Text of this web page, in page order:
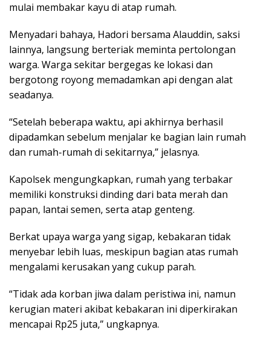
mulai membakar kayu di atap rumah.
Menyadari bahaya, Hadori bersama Alauddin, saksi
lainnya, langsung berteriak meminta pertolongan
warga. Warga sekitar bergegas ke lokasi dan
bergotong royong memadamkan api dengan alat
seadanya.
“Setelah beberapa waktu, api akhirnya berhasil
dipadamkan sebelum menjalar ke bagian lain rumah
dan rumah-rumah di sekitarnya,” jelasnya.
Kapolsek mengungkapkan, rumah yang terbakar
memiliki konstruksi dinding dari bata merah dan
papan, lantai semen, serta atap genteng.
Berkat upaya warga yang sigap, kebakaran tidak
menyebar lebih luas, meskipun bagian atas rumah
mengalami kerusakan yang cukup parah.
“Tidak ada korban jiwa dalam peristiwa ini, namun
kerugian materi akibat kebakaran ini diperkirakan
mencapai Rp25 juta,” ungkapnya.